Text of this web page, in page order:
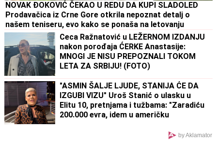
NOVAK ĐOKOVIĆ ČEKAO U REDU DA KUPI SLADOLED
Prodavačica iz Crne Gore otkrila nepoznat detalj o
našem teniseru, evo kako se ponaša na letovanju
Ceca Ražnatović u LEŽERNOM IZDANJU
nakon porođaja ĆERKE Anastasije:
MNOGI JE NISU PREPOZNALI TOKOM
LETA ZA SRBIJU! (FOTO)
"ASMIN ŠALJE LJUDE, STANIJA ĆE DA
IZGUBI VIZU" Uroš Stanić o ulasku u
Elitu 10, pretnjama i tužbama: "Zaradiću
200.000 evra, idem u američku
by Aklamator